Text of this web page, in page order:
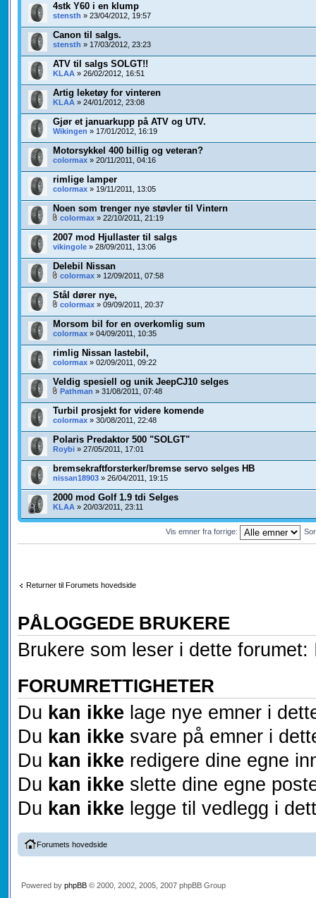
4stk Y60 i en klump
stensth » 23/04/2012, 19:57
Canon til salgs.
stensth » 17/03/2012, 23:23
ATV til salgs SOLGT!!
KLAA» 26/02/2012, 16:51
Artig leketøy for vinteren
KLAA » 24/01/2012, 23:08
Gjør et januarkupp på ATV og UTV.
Wikingen » 17/01/2012, 16:19
Motorsykkel 400 billig og veteran?
colormax» 20/11/2011, 04:16
rimlige lamper
colormax» 19/11/2011, 13:05
Noen som trenger nye støvler til Vintern
colormax» 22/10/2011, 21:19
2007 mod Hjullaster til salgs
vikingole» 28/09/2011, 13:06
Delebil Nissan
colormax» 12/09/2011, 07:58
Stål dører nye,
colormax» 09/09/2011, 20:37
Morsom bil for en overkomlig sum
colormax» 04/09/2011, 10:35
rimlig Nissan lastebil,
colormax» 02/09/2011, 09:22
Veldig spesiell og unik JeepCJ10 selges
Pathman » 31/08/2011, 07:48
Turbil prosjekt for videre komende
colormax» 30/08/2011, 22:48
Polaris Predaktor 500 "SOLGT"
Roybi» 27/05/2011, 17:01
bremsekraftforsterker/bremse servo selges HB
nissan18903» 26/04/2011, 19:15
2000 mod Golf 1.9 tdi Selges
KLAA » 20/03/2011, 23:11
Vis emner fra forrige:
Returner til Forumets hovedside
PÅLOGGEDE BRUKERE
Brukere som leser i dette
FORUMRETTIGHETER
Du kan ikke lage nye emner i
Du kan ikke svare på emner i
Du kan ikke redigere dine egne
Du kan ikke slette dine egne
Du kan ikke legge til vedlegg i
Forumets hovedside
Powered by phpBB© 2000, 2002, 2005, 2007 phpBB Group